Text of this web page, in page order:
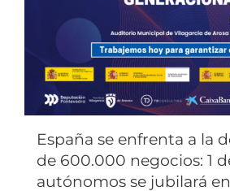
España se enfrenta a la
de 600.000 negocios: 1
autónomos se jubilará